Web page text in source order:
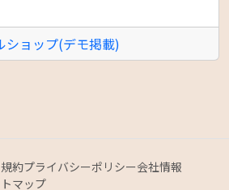
ショップ(デモ掲載)
約プライバシーポリシー会社情報
マップ